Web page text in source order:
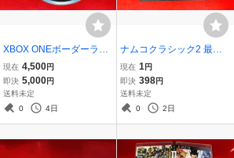
XBOX ONEボーダーラン
ズ3 スーパーデラックス
エディション 商品説明必
読！！ 良品
現在 4,500円
即決 5,000円
送料未定
0
4日
ナムコクラシック2 最安
販売！ １円スタート 商品
説明必読
現在 1 円
即決 398円
送料未定
0
2日